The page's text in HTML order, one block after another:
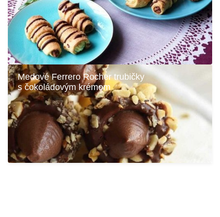
Medové Ferrero Rocher trubičky
s čokoládovým krémom